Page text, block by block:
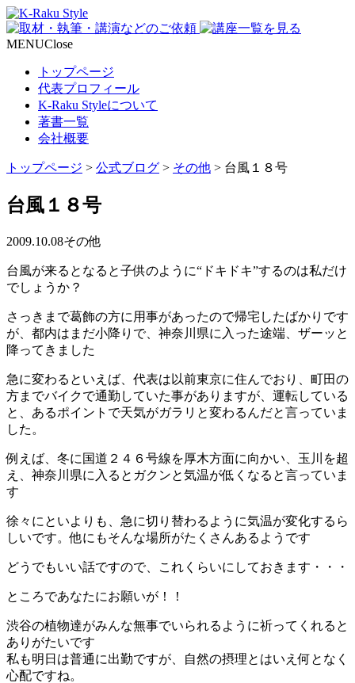
MENUClose
トップページ
代表プロフィール
K-Raku Styleについて
著書一覧
会社概要
トップページ > 公式ブログ > その他 > 台風１８号
台風１８号
2009.10.08その他
台風が来るとなると子供のように“ドキドキ”するのは私だけ
でしょうか？
さっきまで葛飾の方に用事があったので帰宅したばかりです
が、都内はまだ小降りで、神奈川県に入った途端、ザーッと
降ってきました
急に変わるといえば、代表は以前東京に住んでおり、町田の
方までバイクで通勤していた事がありますが、運転している
と、あるポイントで天気がガラリと変わるんだと言っていま
した。
例えば、冬に国道２４６号線を厚木方面に向かい、玉川を超
え、神奈川県に入るとガクンと気温が低くなると言っていま
す
徐々にといよりも、急に切り替わるように気温が変化するら
しいです。他にもそんな場所がたくさんあるようです
どうでもいい話ですので、これくらいにしておきます・・・
ところであなたにお願いが！！
渋谷の植物達がみんな無事でいられるように祈ってくれると
ありがたいです
私も明日は普通に出勤ですが、自然の摂理とはいえ何となく
心配ですね。